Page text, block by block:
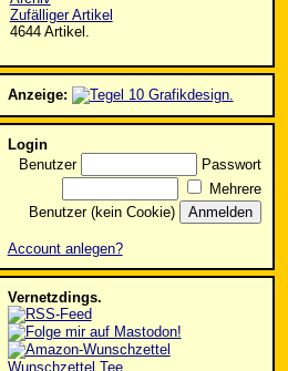
Zufälliger Artikel
4644 Artikel.
Anzeige:
Login
Benutzer
Passwort
Mehrere
Benutzer (kein Cookie)
Account anlegen?
Vernetzdings.
Wunschzettel Tee